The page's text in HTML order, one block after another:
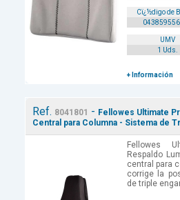
Cï¿½digo de
UMV
1 Uds.
+ Información
Ref. 8041801 - Fellowes Ultimate
Central para Columna - Sistema de
Fellowes
Respaldo
central para
corrige la
de triple